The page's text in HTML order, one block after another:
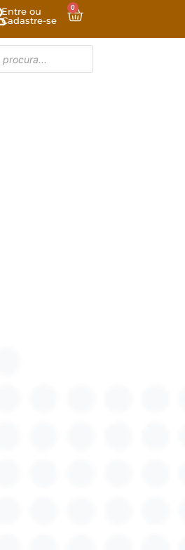
Entre ou
Cadastre-se
0